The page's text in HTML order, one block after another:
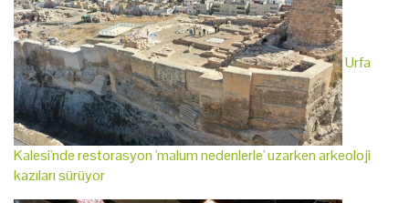
Urfa
Kalesi'nde restorasyon 'malum nedenlerle' uzarken arkeoloji
kazıları sürüyor